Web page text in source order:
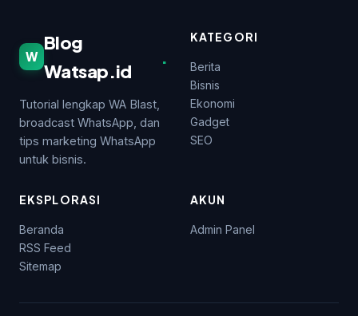
W
Blog
Watsap.id
.
Tutorial lengkap WA Blast,
broadcast WhatsApp, dan
tips marketing WhatsApp
untuk bisnis.
KATEGORI
Berita
Bisnis
Ekonomi
Gadget
SEO
EKSPLORASI
Beranda
RSS Feed
Sitemap
AKUN
Admin Panel